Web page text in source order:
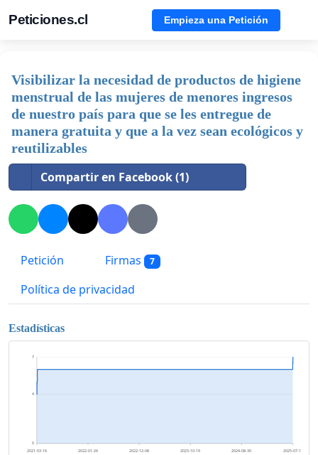
Peticiones.cl Empieza una Petición
Visibilizar la necesidad de productos de higiene
menstrual de las mujeres de menores ingresos
de nuestro país para que se les entregue de
manera gratuita y que a la vez sean ecológicos y
reutilizables
Compartir en Facebook (1)
Petición Firmas 7
Política de privacidad
Estadísticas
0
4
7
2021-03-16 2022-01-26 2022-12-08 2023-10-19 2024-08-30 2025-07-12